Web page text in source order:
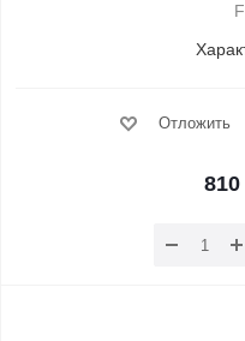
Отложить
810